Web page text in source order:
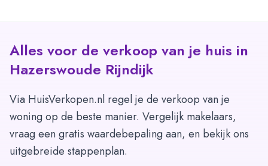
Alles voor de verkoop van je huis in
Hazerswoude Rijndijk
Via HuisVerkopen.nl regel je de verkoop van je
woning op de beste manier. Vergelijk makelaars,
vraag een gratis waardebepaling aan, en bekijk ons
uitgebreide stappenplan.